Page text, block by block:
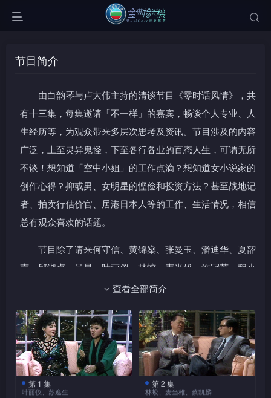
节目简介
由白韵琴与卢大伟主持的清谈节目《零时话风情》，共
有十三集，每集邀请「不一样」的嘉宾，畅谈个人专业、人
生经历等，为观众带来多层次思考及资讯。节目涉及的内容
广泛，上至灵异鬼怪，下至各行各业的百态人生，可谓无所
不谈！想知道「空中小姐」的工作点滴？想知道女小说家的
创作心得？抑或男、女明星的悭俭和投资方法？甚至战地记
者、拍卖行估价官、居港日本人等的工作、生活情况，相信
总有观众喜欢的话题。
节目除了请来何守信、黄锦燊、张曼玉、潘迪华、夏韶
声、邱淑贞、吴昊、叶丽仪、林蛟、麦当雄、许冠英、程小
东、吴君如、金燕玲、郭菱、惠英红、关德兴、叶蒨文、严
者，还有来自各行各业的嘉宾，如战地记者苏逸生、魔术师
Mr. X、作家西茜凰、拍卖行估价官大村俊、外游经理朱耀
忠、娱乐周刊总编查小欣、机舱服务员顾乐仪、钟绮雪等
等，与主持「零时话风情」。
查看全部简介
第 1 集
叶丽仪、苏逸生
第 2 集
林蛟、麦当雄、蔡凯麟